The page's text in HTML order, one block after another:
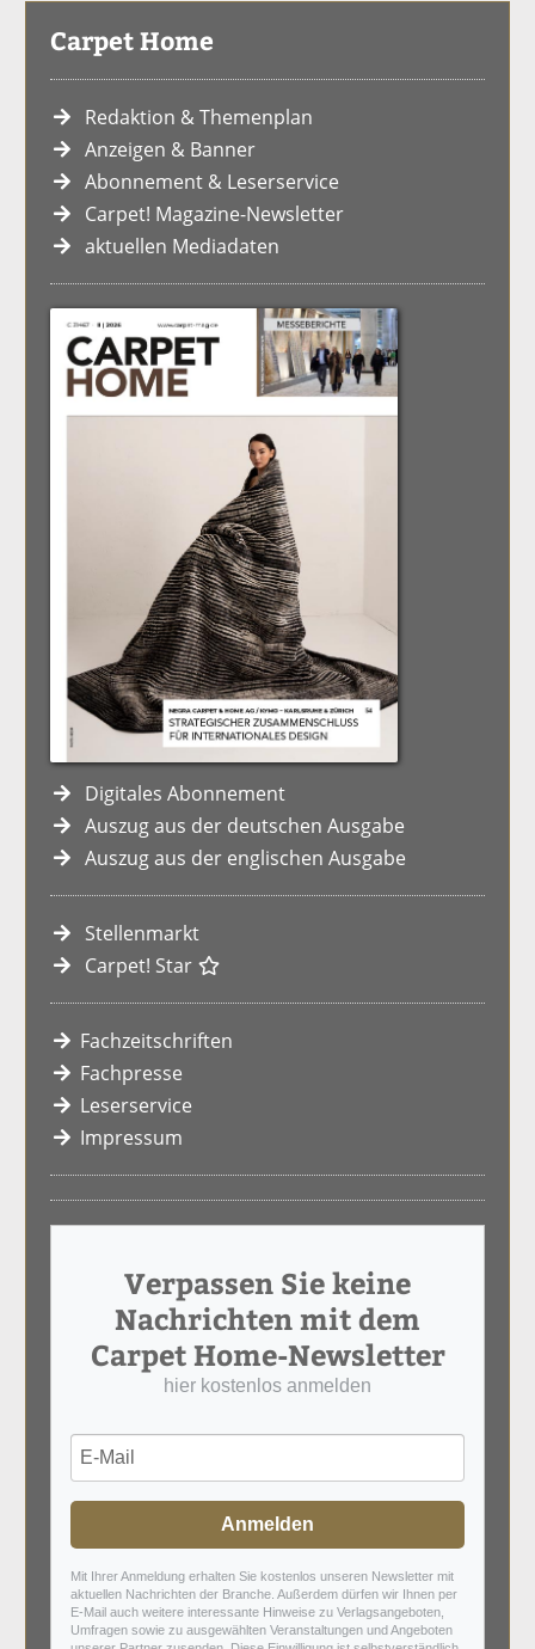
Carpet Home
Redaktion & Themenplan
Anzeigen & Banner
Abonnement & Leserservice
Carpet! Magazine-Newsletter
aktuellen Mediadaten
Digitales Abonnement
Auszug aus der deutschen Ausgabe
Auszug aus der englischen Ausgabe
Stellenmarkt
Carpet! Star
Fachzeitschriften
Fachpresse
Leserservice
Impressum
Verpassen Sie keine
Nachrichten mit dem
Carpet Home-Newsletter
hier kostenlos anmelden
Anmelden
Mit Ihrer Anmeldung erhalten Sie kostenlos unseren Newsletter mit
aktuellen Nachrichten der Branche. Außerdem dürfen wir Ihnen per
E-Mail auch weitere interessante Hinweise zu Verlagsangeboten,
Umfragen sowie zu ausgewählten Veranstaltungen und Angeboten